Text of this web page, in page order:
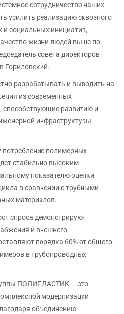
сотрудничество наших
усилить реализацию сквозного
социальных инициатив,
жизни людей выше по
совета директоров
разрабатывать и выводить на
из современных
способствующие развитию и
инфраструктуры
потребление полимерных
стабильно высоким
показателю оценки
в сравнении с трубными
материалов.
спроса демонстрируют
и внешнего
порядка 60% от общего
в трубопроводных
ПОЛИПЛАСТИК — это
модернизации
объединению